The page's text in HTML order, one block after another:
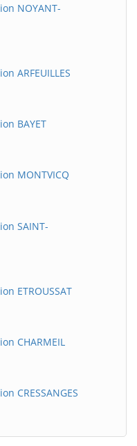
NOYANT-
ARFEUILLES
BAYET
MONTVICQ
SAINT-
ETROUSSAT
CHARMEIL
CRESSANGES